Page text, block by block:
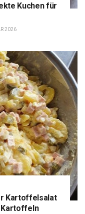
Kuchen für
2026
Kartoffelsalat
Kartoffeln